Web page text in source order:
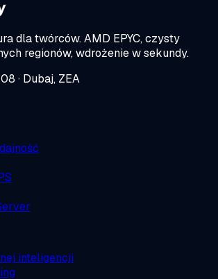
dla twórców.AMD EPYC, czysty
regionów, wdrożenie w sekundy.
· Dubaj, ZEA
inteligencji